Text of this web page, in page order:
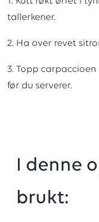
tallerkener.
2. Ha over revet
3. Topp carpaccioen
før du serverer.
I denne
brukt: